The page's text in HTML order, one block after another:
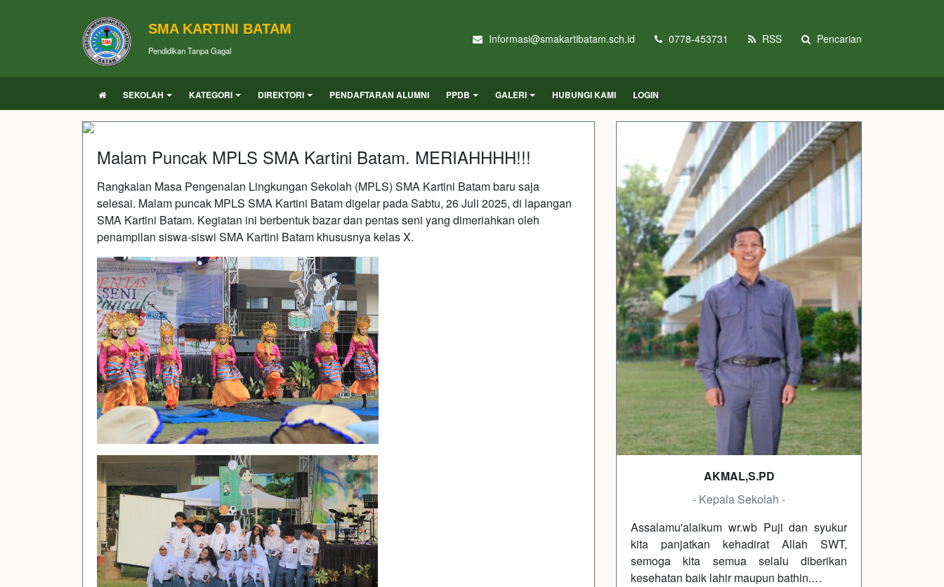
SMA KARTINI BATAM
Pendidikan Tanpa Gagal
Informasi@smakartibatam.sch.id 0778-453731 RSS Pencarian
SEKOLAH KATEGORI DIREKTORI PENDAFTARAN ALUMNI PPDB GALERI HUBUNGI KAMI LOGIN
Malam Puncak MPLS SMA Kartini Batam. MERIAHHHH!!!
Rangkaian Masa Pengenalan Lingkungan Sekolah (MPLS) SMA Kartini Batam baru saja
selesai. Malam puncak MPLS SMA Kartini Batam digelar pada Sabtu, 26 Juli 2025, di lapangan
SMA Kartini Batam. Kegiatan ini berbentuk bazar dan pentas seni yang dimeriahkan oleh
penampilan siswa-siswi SMA Kartini Batam khususnya kelas X.
AKMAL,S.PD
- Kepala Sekolah -
Assalamu'alaikum wr.wb Puji dan syukur
kita panjatkan kehadirat Allah SWT,
semoga kita semua selalu diberikan
kesehatan baik lahir maupun bathin.…